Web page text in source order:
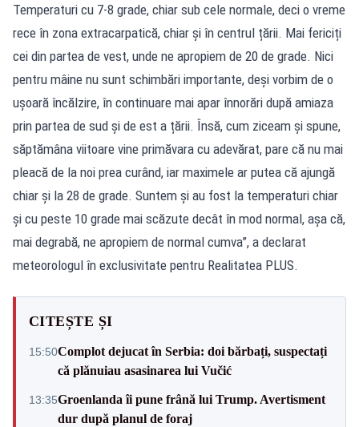
Temperaturi cu 7-8 grade, chiar sub cele normale, deci o vreme
rece în zona extracarpatică, chiar și în centrul țării. Mai fericiți
cei din partea de vest, unde ne apropiem de 20 de grade. Nici
pentru mâine nu sunt schimbări importante, deși vorbim de o
ușoară încălzire, în continuare mai apar înnorări după amiaza
prin partea de sud și de est a țării. Însă, cum ziceam și spune,
săptămâna viitoare vine primăvara cu adevărat, pare că nu mai
pleacă de la noi prea curând, iar maximele ar putea că ajungă
chiar și la 28 de grade. Suntem și au fost la temperaturi chiar
și cu peste 10 grade mai scăzute decât în mod normal, așa că,
mai degrabă, ne apropiem de normal cumva”, a declarat
meteorologul în exclusivitate pentru Realitatea PLUS.
CITEȘTE ȘI
15:50Complot dejucat în Serbia: doi bărbați, suspectați
că plănuiau asasinarea lui Vučić
13:35Groenlanda îi pune frână lui Trump. Avertisment
dur după planul de foraj